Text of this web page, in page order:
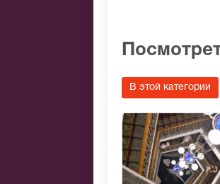
В этой категории